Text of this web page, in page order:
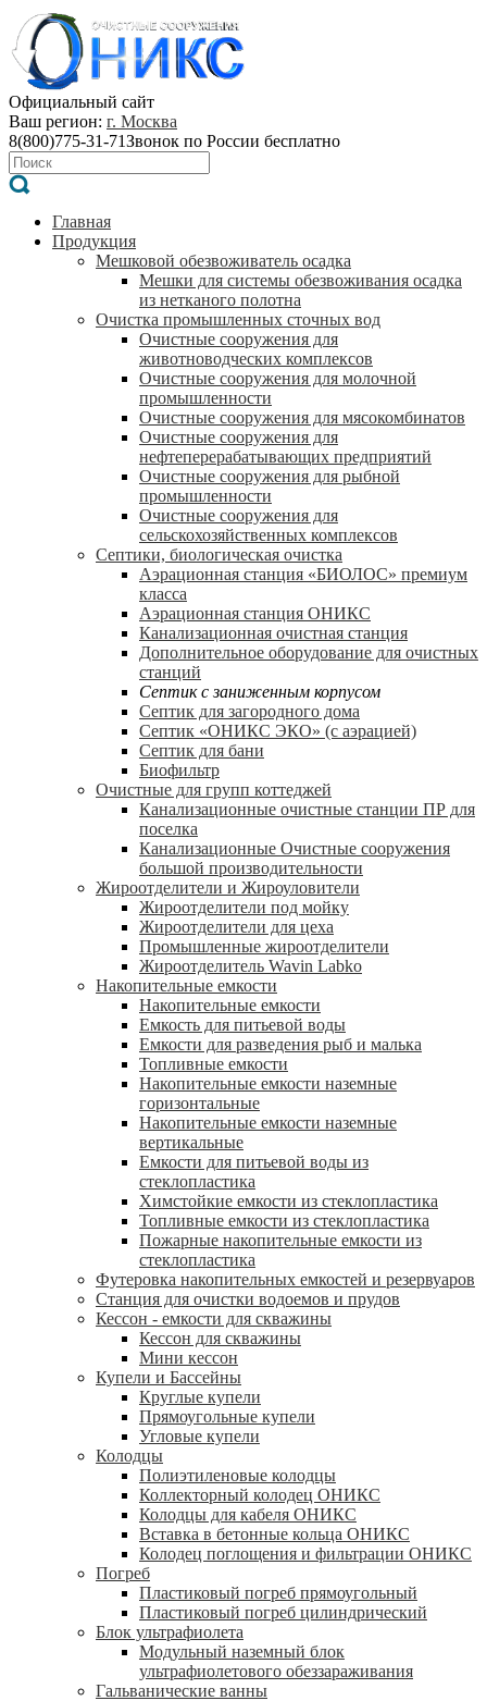
Официальный сайт
Ваш регион: г. Москва
8(800)775-31-71Звонок по России бесплатно
Главная
Продукция
Мешковой обезвоживатель осадка
Мешки для системы обезвоживания осадка
из нетканого полотна
Очистка промышленных сточных вод
Очистные сооружения для
животноводческих комплексов
Очистные сооружения для молочной
промышленности
Очистные сооружения для мясокомбинатов
Очистные сооружения для
нефтеперерабатывающих предприятий
Очистные сооружения для рыбной
промышленности
Очистные сооружения для
сельскохозяйственных комплексов
Септики, биологическая очистка
Аэрационная станция «БИОЛОС» премиум
класса
Аэрационная станция ОНИКС
Канализационная очистная станция
Дополнительное оборудование для очистных
станций
Септик с заниженным корпусом
Септик для загородного дома
Септик «ОНИКС ЭКО» (с аэрацией)
Септик для бани
Биофильтр
Очистные для групп коттеджей
Канализационные очистные станции ПР для
поселка
Канализационные Очистные сооружения
большой производительности
Жироотделители и Жироуловители
Жироотделители под мойку
Жироотделители для цеха
Промышленные жироотделители
Жироотделитель Wavin Labko
Накопительные емкости
Накопительные емкости
Емкость для питьевой воды
Емкости для разведения рыб и малька
Топливные емкости
Накопительные емкости наземные
горизонтальные
Накопительные емкости наземные
вертикальные
Емкости для питьевой воды из
стеклопластика
Химстойкие емкости из стеклопластика
Топливные емкости из стеклопластика
Пожарные накопительные емкости из
стеклопластика
Футеровка накопительных емкостей и резервуаров
Станция для очистки водоемов и прудов
Кессон - емкости для скважины
Кессон для скважины
Мини кессон
Купели и Бассейны
Круглые купели
Прямоугольные купели
Угловые купели
Колодцы
Полиэтиленовые колодцы
Коллекторный колодец ОНИКС
Колодцы для кабеля ОНИКС
Вставка в бетонные кольца ОНИКС
Колодец поглощения и фильтрации ОНИКС
Погреб
Пластиковый погреб прямоугольный
Пластиковый погреб цилиндрический
Блок ультрафиолета
Модульный наземный блок
ультрафиолетового обеззараживания
Гальванические ванны